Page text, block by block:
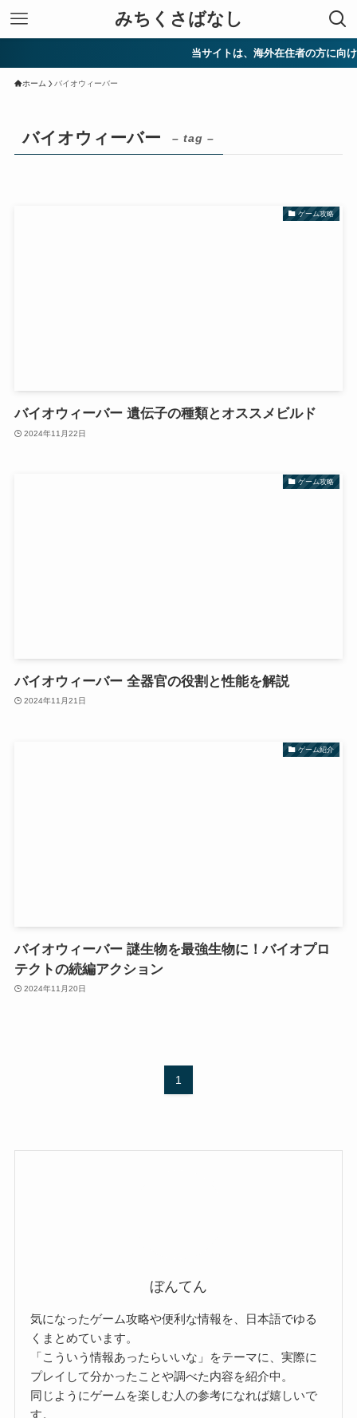
みちくさばなし
当サイトは、海外在住者の方に向け
ホーム バイオウィーバー
バイオウィーバー – tag –
ゲーム攻略
バイオウィーバー 遺伝子の種類とオススメビルド
2024年11月22日
ゲーム攻略
バイオウィーバー 全器官の役割と性能を解説
2024年11月21日
ゲーム紹介
バイオウィーバー 謎生物を最強生物に！バイオプロ
テクトの続編アクション
2024年11月20日
1
ぼんてん
気になったゲーム攻略や便利な情報を、日本語でゆる
くまとめています。
「こういう情報あったらいいな」をテーマに、実際に
プレイして分かったことや調べた内容を紹介中。
同じようにゲームを楽しむ人の参考になれば嬉しいで
す。